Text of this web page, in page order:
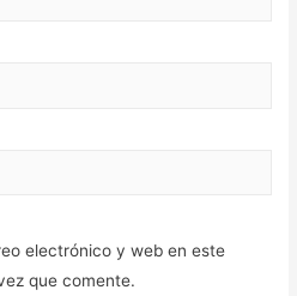
electrónico y web en este
que comente.